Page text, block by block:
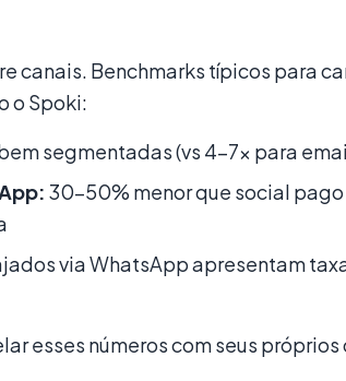
canais. Benchmarks típicos para
o Spoki:
segmentadas (vs 4–7x para
30–50% menor que social pago
via WhatsApp apresentam
esses números com seus